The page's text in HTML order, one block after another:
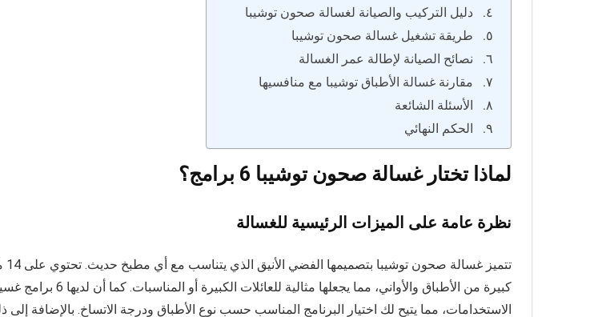
دليل التركيب والصيانة لغسالة صحون توشيبا
طريقة تشغيل غسالة صحون توشيبا
نصائح الصيانة لإطالة عمر الغسالة
مقارنة غسالة الأطباق توشيبا مع منافسيها
الأسئلة الشائعة
الحكم النهائي
لماذا تختار غسالة صحون توشيبا 6 برامج؟
نظرة عامة على الميزات الرئيسية للغسالة
كبيرة من الأطباق والأواني، مما يجعلها مثالية
الاستخدامات، مما يتيح لك اختيار البرنامج المناسب حسب نوع الأطباق ودرجة الاتساخ. بالإضافة إلى